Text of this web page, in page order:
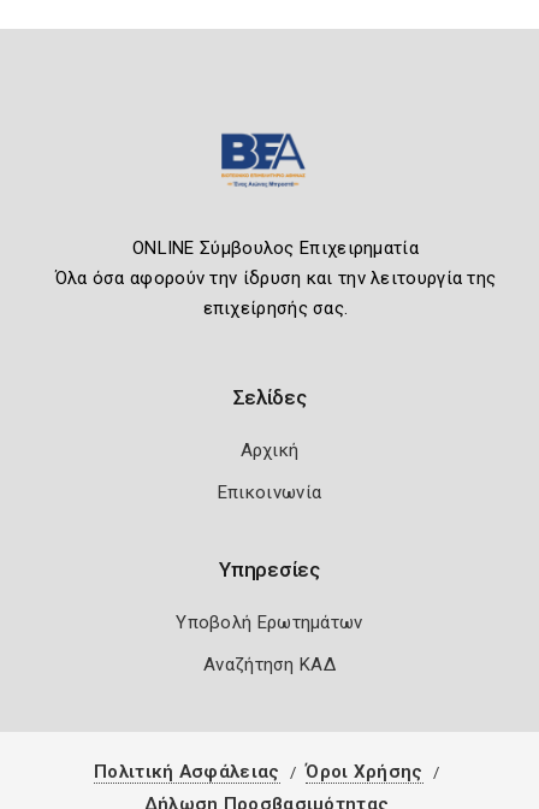
ONLINE Σύμβουλος Επιχειρηματία
Όλα όσα αφορούν την ίδρυση και την λειτουργία της
επιχείρησής σας.
Σελίδες
Αρχική
Επικοινωνία
Υπηρεσίες
Υποβολή Ερωτημάτων
Αναζήτηση ΚΑΔ
Πολιτική Ασφάλειας
Όροι Χρήσης
Δήλωση Προσβασιμότητας